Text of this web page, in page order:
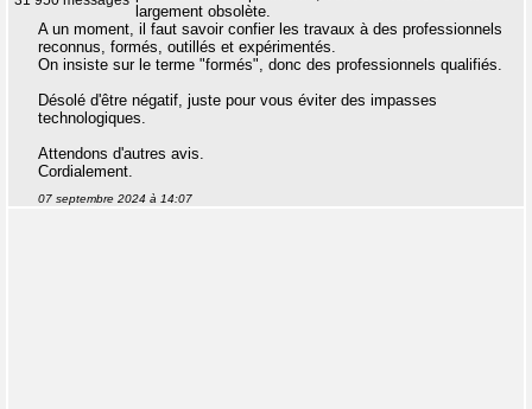
largement obsolète.
A un moment, il faut savoir confier les travaux à des professionnels
reconnus, formés, outillés et expérimentés.
On insiste sur le terme "formés", donc des professionnels qualifiés.
Désolé d'être négatif, juste pour vous éviter des impasses
technologiques.
Attendons d'autres avis.
Cordialement.
07 septembre 2024 à 14:07